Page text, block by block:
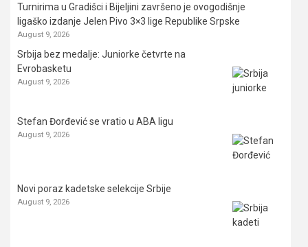
Turnirima u Gradišci i Bijeljini završeno je ovogodišnje
ligaško izdanje Jelen Pivo 3×3 lige Republike Srpske
August 9, 2026
Srbija bez medalje: Juniorke četvrte na
Evrobasketu
August 9, 2026
Stefan Đorđević se vratio u ABA ligu
August 9, 2026
Novi poraz kadetske selekcije Srbije
August 9, 2026